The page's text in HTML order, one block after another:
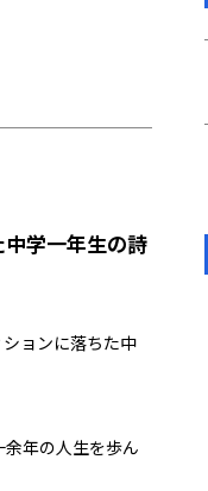
学一年生の詩
ョンに落ちた中
年の人生を歩ん